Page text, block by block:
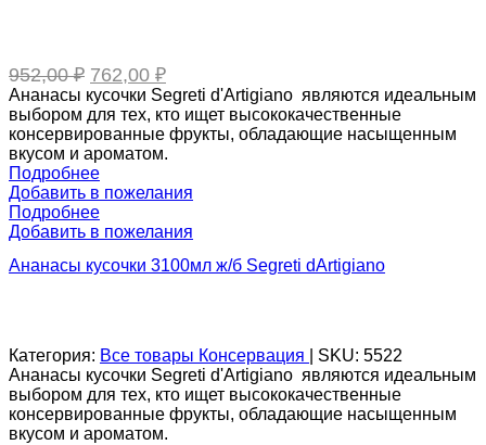
952,00₽ Первоначальная
цена
составляла
952,00 ₽.
762,00 ₽Текущая
цена:
762,00 ₽.
Ананасы кусочки Segreti d'Artigiano являются идеальным
выбором для тех, кто ищет высококачественные
консервированные фрукты, обладающие насыщенным
вкусом и ароматом.
Подробнее
Добавить в пожелания
Подробнее
Добавить в пожелания
Ананасы кусочки 3100мл ж/б Segreti dArtigiano
Категория: Все товары Консервация SKU: 5522
Ананасы кусочки Segreti d'Artigiano являются идеальным
выбором для тех, кто ищет высококачественные
консервированные фрукты, обладающие насыщенным
вкусом и ароматом.